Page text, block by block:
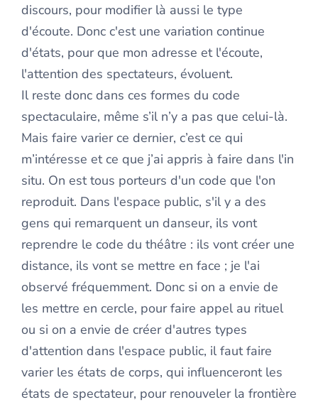
discours, pour modifier là aussi le type
d'écoute. Donc c'est une variation continue
d'états, pour que mon adresse et l'écoute,
l'attention des spectateurs, évoluent.
Il reste donc dans ces formes du code
spectaculaire, même s’il n’y a pas que celui-là.
Mais faire varier ce dernier, c’est ce qui
m’intéresse et ce que j’ai appris à faire dans l'in
situ. On est tous porteurs d'un code que l'on
reproduit. Dans l'espace public, s'il y a des
gens qui remarquent un danseur, ils vont
reprendre le code du théâtre : ils vont créer une
distance, ils vont se mettre en face ; je l'ai
observé fréquemment. Donc si on a envie de
les mettre en cercle, pour faire appel au rituel
ou si on a envie de créer d'autres types
d'attention dans l'espace public, il faut faire
varier les états de corps, qui influenceront les
états de spectateur, pour renouveler la frontière